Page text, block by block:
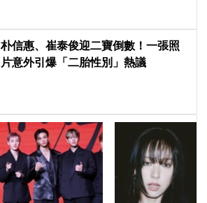
朴信惠、崔泰俊迎二寶倒數！一張照
片意外引爆「二胎性別」熱議